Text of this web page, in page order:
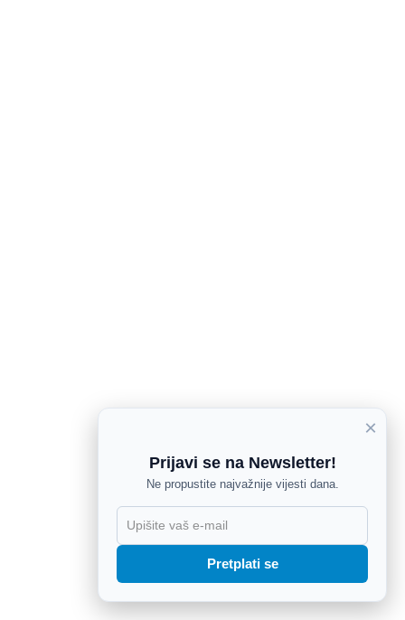
×
Prijavi se na Newsletter!
Ne propustite najvažnije vijesti dana.
Pretplati se